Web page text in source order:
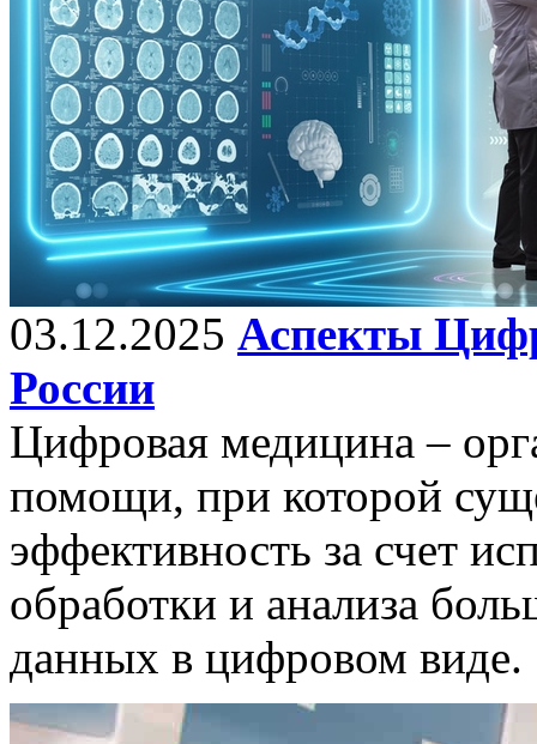
03.12.2025 Аспекты
России
Цифровая медицина –
помощи, при которой
эффективность за счет
обработки и анализа
данных в цифровом виде.